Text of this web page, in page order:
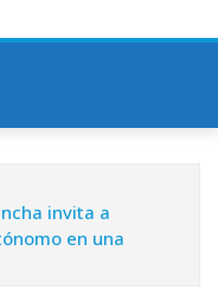
invita a
en una